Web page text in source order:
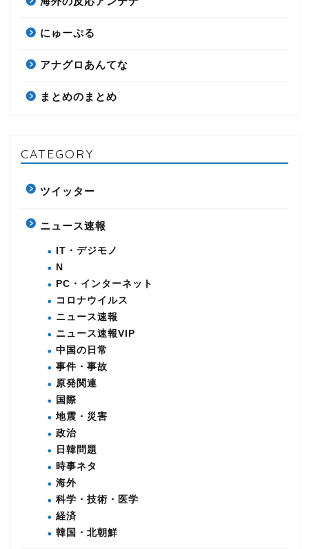
にゅーぷる
アナグロあんてな
まとめのまとめ
CATEGORY
ツイッター
ニュース速報
IT・デジモノ
N
PC・インターネット
コロナウイルス
ニュース速報
ニュース速報VIP
中国の日常
事件・事故
原発関連
国際
地震・災害
政治
日韓問題
時事ネタ
海外
科学・技術・医学
経済
韓国・北朝鮮